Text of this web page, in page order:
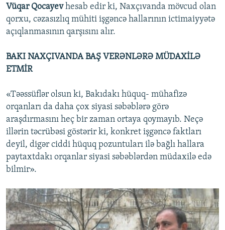
Vüqar Qocayevhesab edir ki, Naxçıvanda mövcud olan
qorxu, cəzasızlıq mühiti işgəncə hallarının ictimaiyyətə
açıqlanmasının qarşısını alır.
BAKI NAXÇIVANDA BAŞ VERƏNLƏRƏ MÜDAXİLƏ
ETMİR
«Təəssüflər olsun ki, Bakıdakı hüquq- mühafizə
orqanları da daha çox siyasi səbəblərə görə
araşdırmasını heç bir zaman ortaya qoymayıb. Neçə
illərin təcrübəsi göstərir ki, konkret işgəncə faktları
deyil, digər ciddi hüquq pozuntuları ilə bağlı hallara
paytaxtdakı orqanlar siyasi səbəblərdən müdaxilə edə
bilmir».